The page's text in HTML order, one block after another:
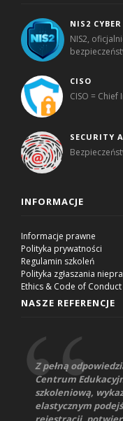
NIS2
NIS2,
CISO
CISO =
SECURITY
INFORMACJE
Informacje prawne
Polityka prywatności
Regulamin szkoleń
Polityka zgłaszania
Ethics & Code of Conduct
NASZE REFERENCJE
Z pełną
Centrum
szkoleniową,
elastycznym